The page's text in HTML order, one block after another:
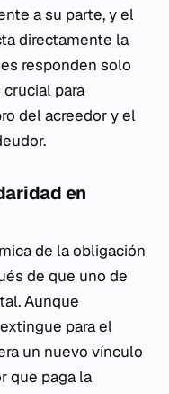
a su parte, y el
directamente la
responden solo
para
del acreedor y el
en
de la obligación
de que uno de
Aunque
para el
un nuevo vínculo
que paga la